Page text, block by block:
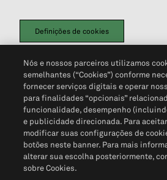
Definições de cookies
Política de PrivacidadePortal de privacidade
Não Venda Minhas Informações Pessoais©
Nós e nossos parceiros utilizamos
semelhantes (“Cookies”) conforme
fornecer serviços digitais e operar
para finalidades “opcionais”
funcionalidade, desempenho
e publicidade direcionada. Para
modificar suas configurações de
botões neste banner. Para mais
alterar sua escolha posteriormente,
sobre Cookies.